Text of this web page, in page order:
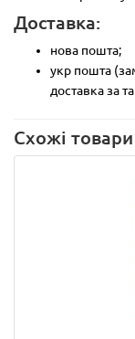
Доставка:
нова пошта;
укр пошта
доставка за
Схожі товари